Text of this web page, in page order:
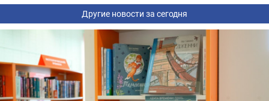
Другие новости за сегодня